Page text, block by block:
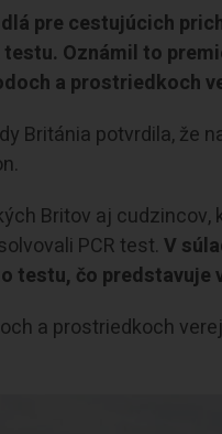
pre cestujúcich
testu. Oznámil to
a prostriedkoch
Británia potvrdila, že
Britov aj
PCR test.V
testu, čo
a prostriedkoch